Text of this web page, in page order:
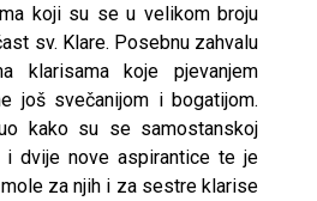
koji su se u velikom broju
sv. Klare. Posebnu zahvalu
klarisama koje pjevanjem
još svečanijom i bogatijom.
kako su se samostanskoj
i dvije nove aspirantice te je
za njih i za sestre klarise